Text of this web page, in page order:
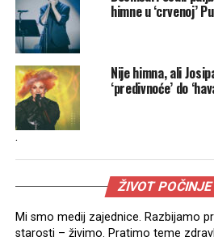
himne u ‘crvenoj’
Nije himna, ali
‘predivnoće’ do
.
ŽIVOT
Mi smo medij zajednice. Razbijamo
starosti – živimo. Pratimo teme